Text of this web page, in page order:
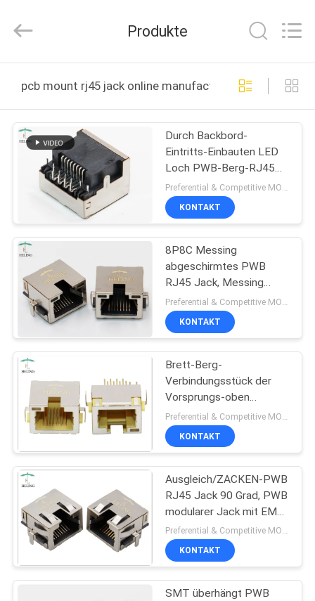
PRODUKTE
ÜBER
FABRIK-
AUSFLUG
QUALITÄTSKONTROLLE
TRETEN
SIE
MIT
UNS
VERBINDUNG
FORDERN
SIE
EIN
ZITAT
Rights
Reserved.
ECER
Produkte
pcb mount rj45 jack online manufacture
Durch Backbord-
Eintritts-Einbauten LED
Loch PWB-Berg-RJ45
Jack 8P8C eins
Preferential & Competitive MOQ:1000
KONTAKT
8P8C Messing
abgeschirmtes PWB
RJ45 Jack, Messing
abgeschirmtes
Verbindungsstück PWB-
Berg-RJ45
KONTAKT
Brett-Berg-
Verbindungsstück der
Vorsprungs-oben
abgeschirmtes
Überhangs-RJ45 durch
Loch PWB-Montage
KONTAKT
Ausgleich/ZACKEN-PWB
RJ45 Jack 90 Grad, PWB
modularer Jack mit EMS-
Dichtung
Preferential & Competitive MOQ:4000
KONTAKT
SMT überhängt PWB